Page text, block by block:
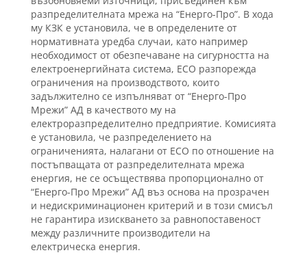
разпределителната мрежа на “Енерго-Про”. В хода
му КЗК е установила, че в определените от
нормативната уредба случаи, като например
необходимост от обезпечаване на сигурността на
електроенергийната система, ЕСО разпорежда
ограничения на производството, които
задължително се изпълняват от “Енерго-Про
Мрежи” АД в качеството му на
електроразпределително предприятие. Комисията
е установила, че разпределението на
ограниченията, налагани от ЕСО по отношение на
постъпващата от разпределителната мрежа
енергия, не се осъществява пропорционално от
“Енерго-Про Мрежи” АД въз основа на прозрачен
и недискриминационен критерий и в този смисъл
не гарантира изискването за равнопоставеност
между различните производители на
електрическа енергия.